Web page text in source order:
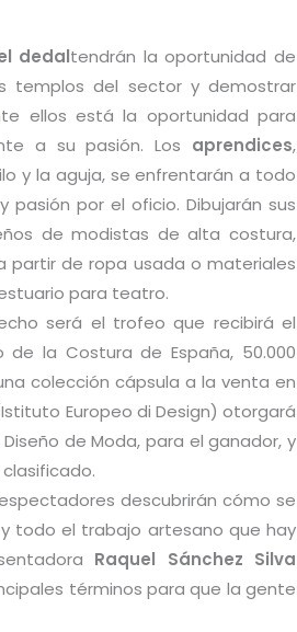
dedaltendrán la oportunidad de
templos del sector y demostrar
ellos está la oportunidad para
a su pasión. Los aprendices,
y la aguja, se enfrentarán a todo
por el oficio. Dibujarán sus
de modistas de alta costura,
partir de ropa usada o materiales
para teatro.
será el trofeo que recibirá el
la Costura de España, 50.000
colección cápsula a la venta en
Europeo di Design) otorgará
de Moda, para el ganador, y
descubrirán cómo se
todo el trabajo artesano que hay
Raquel Sánchez Silva
términos para que la gente